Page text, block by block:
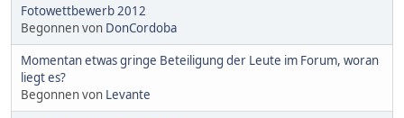
Fotowettbewerb 2012
Begonnen von DonCordoba
Momentan etwas gringe Beteiligung der Leute im Forum, woran
liegt es?
Begonnen von Levante